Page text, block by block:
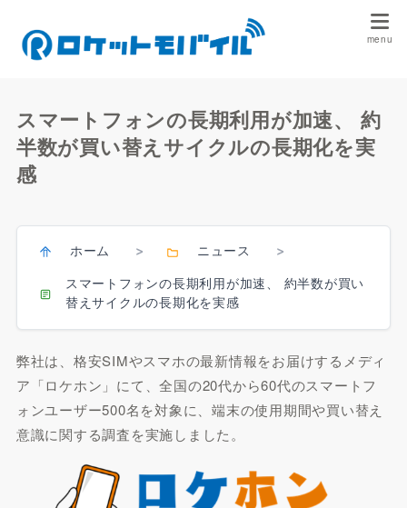
スマートフォンの長期利用が加速、 約
半数が買い替えサイクルの長期化を実
感
ホーム > ニュース >
スマートフォンの長期利用が加速、 約半数が買い
替えサイクルの長期化を実感
弊社は、格安SIMやスマホの最新情報をお届けするメディ
ア「ロケホン」にて、全国の20代から60代のスマートフ
ォンユーザー500名を対象に、端末の使用期間や買い替え
意識に関する調査を実施しました。